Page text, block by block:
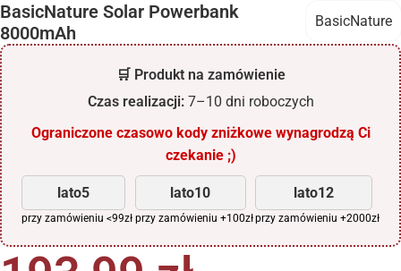
BasicNature Solar Powerbank
8000mAh
BasicNature
🛒 Produkt na zamówienie
Czas realizacji:7–10 dni roboczych
Ograniczone czasowo kody zniżkowe wynagrodzą Ci
czekanie ;)
lato5
przy zamówieniu <99zł
lato10
przy zamówieniu +100zł
lato12
przy zamówieniu +2000zł